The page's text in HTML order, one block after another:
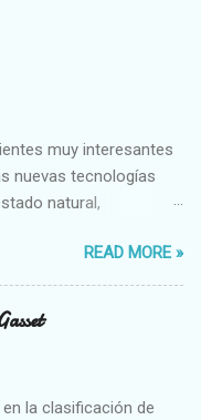
muy interesantes
nuevas tecnologías
natural,
READ MORE »
la clasificación de